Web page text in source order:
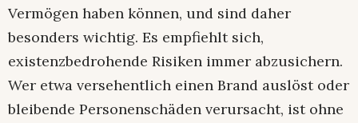
Vermögen haben können, und sind daher
besonders wichtig. Es empfiehlt sich,
existenzbedrohende Risiken immer abzusichern.
Wer etwa versehentlich einen Brand auslöst oder
bleibende Personenschäden verursacht, ist ohne